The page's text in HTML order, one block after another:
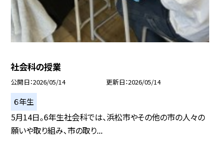
社会科の授業
公開日 2026/05/14 更新日 2026/05/14
６年生
5月14日。6年生社会科では、浜松市やその他の市の人々の
願いや取り組み、市の取り...